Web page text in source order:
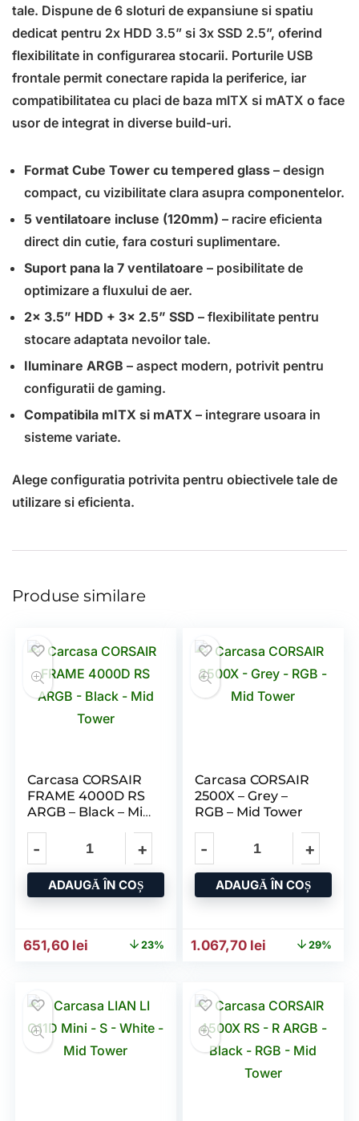
tale. Dispune de 6 sloturi de expansiune si spatiu
dedicat pentru 2x HDD 3.5” si 3x SSD 2.5”, oferind
flexibilitate in configurarea stocarii. Porturile USB
frontale permit conectare rapida la periferice, iar
compatibilitatea cu placi de baza mITX si mATX o face
usor de integrat in diverse build-uri.
Format Cube Tower cu tempered glass – design
compact, cu vizibilitate clara asupra componentelor.
5 ventilatoare incluse (120mm) – racire eficienta
direct din cutie, fara costuri suplimentare.
Suport pana la 7 ventilatoare – posibilitate de
optimizare a fluxului de aer.
2x 3.5” HDD + 3x 2.5” SSD – flexibilitate pentru
stocare adaptata nevoilor tale.
Iluminare ARGB – aspect modern, potrivit pentru
configuratii de gaming.
Compatibila mITX si mATX – integrare usoara in
sisteme variate.
Alege configuratia potrivita pentru obiectivele tale de
utilizare si eficienta.
Produse similare
Carcasa CORSAIR
FRAME 4000D RS
ARGB – Black – Mid
ADAUGĂ ÎN COȘ
Prețul inițial a fost: 849,88 lei.
651,60 lei Prețul curent este: 651,60 lei.
23%
Carcasa CORSAIR
2500X – Grey –
RGB – Mid Tower
ADAUGĂ ÎN COȘ
Prețul inițial a fost:
1.067,70 lei Prețul29%